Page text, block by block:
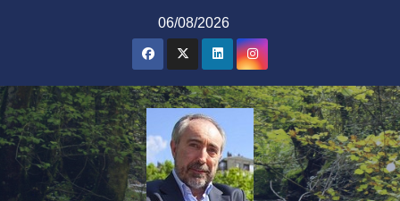
06/08/2026